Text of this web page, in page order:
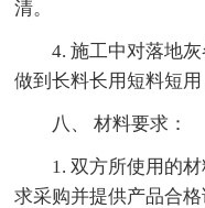
清。
4. 施工中对落地
做到长料长用短料短用
八、 材料要求：
1. 双方所使用的
求采购并提供产品合格